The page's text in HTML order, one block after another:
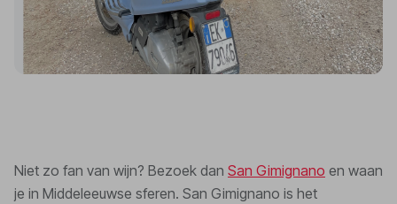
Niet zo fan van wijn? Bezoek dan San Gimignano en waan
je in Middeleeuwse sferen. San Gimignano is het